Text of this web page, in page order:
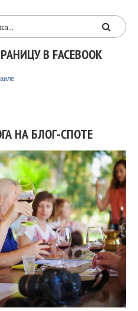
В FACEBOOK
НА БЛОГ-СПОТЕ